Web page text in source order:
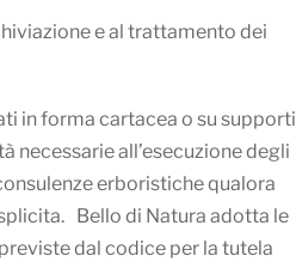
e al trattamento dei
in forma cartacea o su supporti
necessarie all’esecuzione degli
erboristiche qualora
Bello di Natura adotta le
dal codice per la tutela